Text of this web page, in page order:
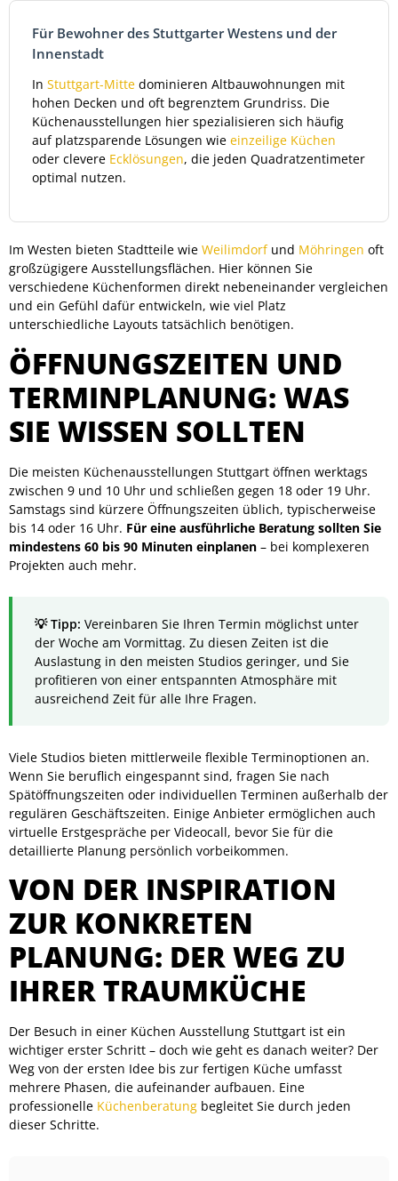
Für Bewohner des Stuttgarter Westens und der
Innenstadt
In Stuttgart-Mitte dominieren Altbauwohnungen mit
hohen Decken und oft begrenztem Grundriss. Die
Küchenausstellungen hier spezialisieren sich häufig
auf platzsparende Lösungen wie einzeilige Küchen
oder clevere Ecklösungen, die jeden Quadratzentimeter
optimal nutzen.
Im Westen bieten Stadtteile wie Weilimdorfund Möhringen oft
großzügigere Ausstellungsflächen. Hier können Sie
verschiedene Küchenformen direkt nebeneinander vergleichen
und ein Gefühl dafür entwickeln, wie viel Platz
unterschiedliche Layouts tatsächlich benötigen.
ÖFFNUNGSZEITEN UND
TERMINPLANUNG: WAS
SIE WISSEN SOLLTEN
Die meisten Küchenausstellungen Stuttgart öffnen werktags
zwischen 9 und 10 Uhr und schließen gegen 18 oder 19 Uhr.
Samstags sind kürzere Öffnungszeiten üblich, typischerweise
bis 14 oder 16 Uhr. Für eine ausführliche Beratung sollten Sie
mindestens 60 bis 90 Minuten einplanen – bei komplexeren
Projekten auch mehr.
Vereinbaren Sie Ihren Termin möglichst unter
der Woche am Vormittag. Zu diesen Zeiten ist die
Auslastung in den meisten Studios geringer, und Sie
profitieren von einer entspannten Atmosphäre mit
ausreichend Zeit für alle Ihre Fragen.
Viele Studios bieten mittlerweile flexible Terminoptionen an.
Wenn Sie beruflich eingespannt sind, fragen Sie nach
Spätöffnungszeiten oder individuellen Terminen außerhalb der
regulären Geschäftszeiten. Einige Anbieter ermöglichen auch
virtuelle Erstgespräche per Videocall, bevor Sie für die
detaillierte Planung persönlich vorbeikommen.
VON DER INSPIRATION
ZUR KONKRETEN
PLANUNG: DER WEG ZU
IHRER TRAUMKÜCHE
Der Besuch in einer Küchen Ausstellung Stuttgart ist ein
wichtiger erster Schritt – doch wie geht es danach weiter? Der
Weg von der ersten Idee bis zur fertigen Küche umfasst
mehrere Phasen, die aufeinander aufbauen. Eine
professionelle Küchenberatung begleitet Sie durch jeden
dieser Schritte.